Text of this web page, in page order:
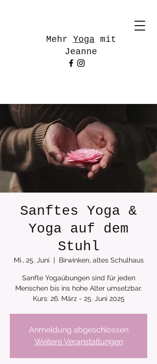
Mehr Yogamit
Jeanne
Sanftes Yoga &
Yoga auf dem
Stuhl
Mi., 25. Juni
  |
Birwinken, altes Schulhaus
Sanfte Yogaübungen sind für jeden
Menschen bis ins hohe Alter umsetzbar.
Anmeldung abgeschlossen
Weitere Veranstaltungen